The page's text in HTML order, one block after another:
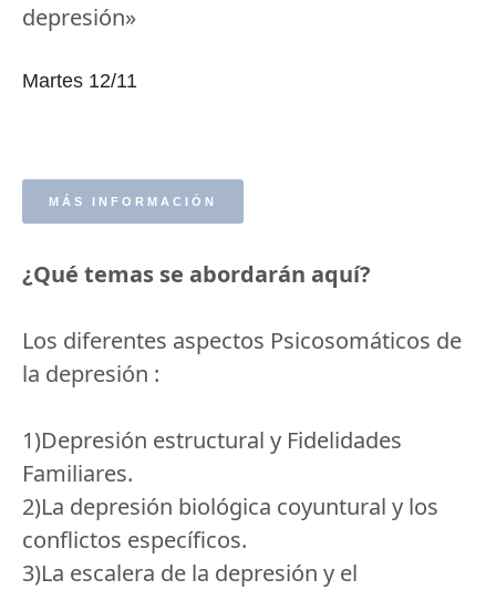
depresión»
Martes 12/11
MÁS INFORMACIÓN
¿Qué temas se abordarán aquí?
Los diferentes aspectos Psicosomáticos de
la depresión :
1)Depresión estructural y Fidelidades
Familiares.
2)La depresión biológica coyuntural y los
conflictos específicos.
3)La escalera de la depresión y el